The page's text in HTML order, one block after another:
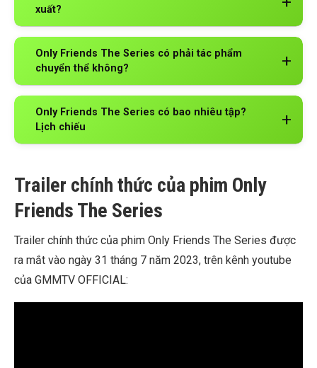
xuất?
Only Friends The Series có phải tác phẩm
chuyển thể không?
Only Friends The Series có bao nhiêu tập?
Lịch chiếu
Trailer chính thức của phim Only
Friends The Series
Trailer chính thức của phim Only Friends The Series được
ra mắt vào ngày 31 tháng 7 năm 2023, trên kênh youtube
của GMMTV OFFICIAL: